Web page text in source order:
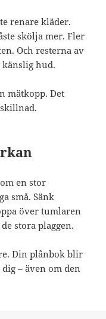
renare kläder.
skölja mer. Fler
Och resterna av
hud.
mätkopp. Det
en stor
små. Sänk
över tumlaren
stora plaggen.
Din plånbok blir
– även om den